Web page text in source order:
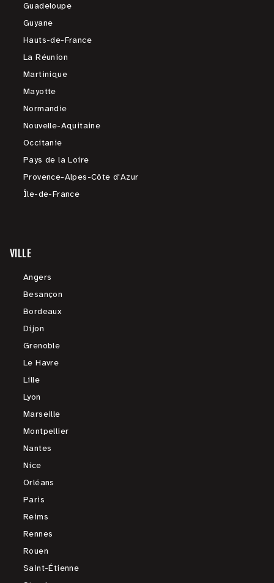
Guadeloupe
Guyane
Hauts-de-France
La Réunion
Martinique
Mayotte
Normandie
Nouvelle-Aquitaine
Occitanie
Pays de la Loire
Provence-Alpes-Côte d'Azur
Île-de-France
VILLE
Angers
Besançon
Bordeaux
Dijon
Grenoble
Le Havre
Lille
Lyon
Marseille
Montpellier
Nantes
Nice
Orléans
Paris
Reims
Rennes
Rouen
Saint-Étienne